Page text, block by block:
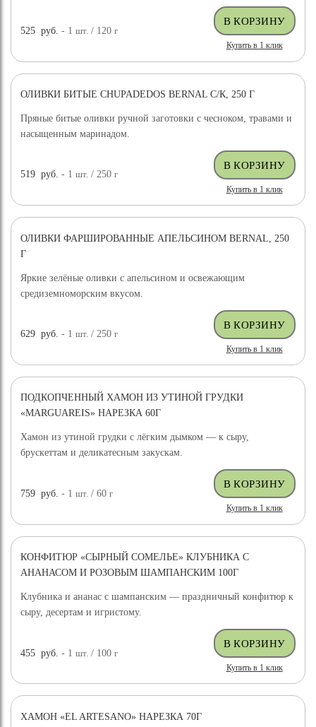
525 руб. - 1шт. / 120г
Купить в 1 клик
ОЛИВКИ БИТЫЕ CHUPADEDOS BERNAL С/К, 250 Г
Пряные битые оливки ручной заготовки с чесноком, травами и
насыщенным маринадом.
519 руб. - 1шт. / 250г
Купить в 1 клик
ОЛИВКИ ФАРШИРОВАННЫЕ АПЕЛЬСИНОМ BERNAL, 250
Г
Яркие зелёные оливки с апельсином и освежающим
средиземноморским вкусом.
629 руб. - 1шт. / 250г
Купить в 1 клик
ПОДКОПЧЕННЫЙ ХАМОН ИЗ УТИНОЙ ГРУДКИ
«MARGUAREIS» НАРЕЗКА 60Г
Хамон из утиной грудки с лёгким дымком — к сыру,
брускеттам и деликатесным закускам.
759 руб. - 1шт. / 60г
Купить в 1 клик
КОНФИТЮР «СЫРНЫЙ СОМЕЛЬЕ» КЛУБНИКА С
АНАНАСОМ И РОЗОВЫМ ШАМПАНСКИМ 100Г
Клубника и ананас с шампанским — праздничный конфитюр к
сыру, десертам и игристому.
455 руб. - 1шт. / 100г
Купить в 1 клик
ХАМОН «EL ARTESANO» НАРЕЗКА 70Г